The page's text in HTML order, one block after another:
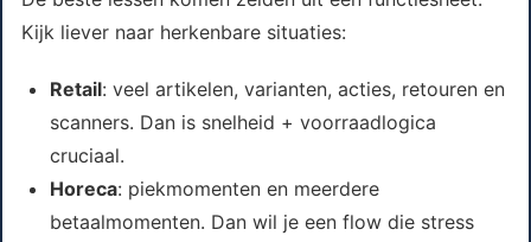
Kijk liever naar herkenbare situaties:
Retail: veel artikelen, varianten, acties, retouren en
scanners. Dan is snelheid + voorraadlogica
cruciaal.
Horeca: piekmomenten en meerdere
betaalmomenten. Dan wil je een flow die stress